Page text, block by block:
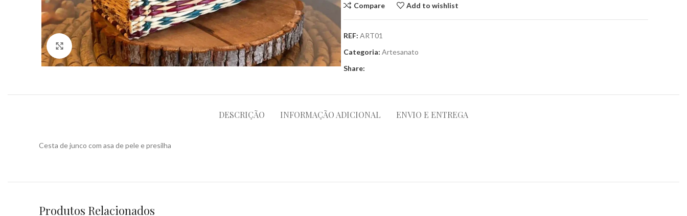
Click to enlarge
Compare Add to wishlist
REF: ART01
Categoria: Artesanato
Share:
DESCRIÇÃO INFORMAÇÃO ADICIONAL ENVIO E ENTREGA
Cesta de junco com asa de pele e presilha
Produtos Relacionados